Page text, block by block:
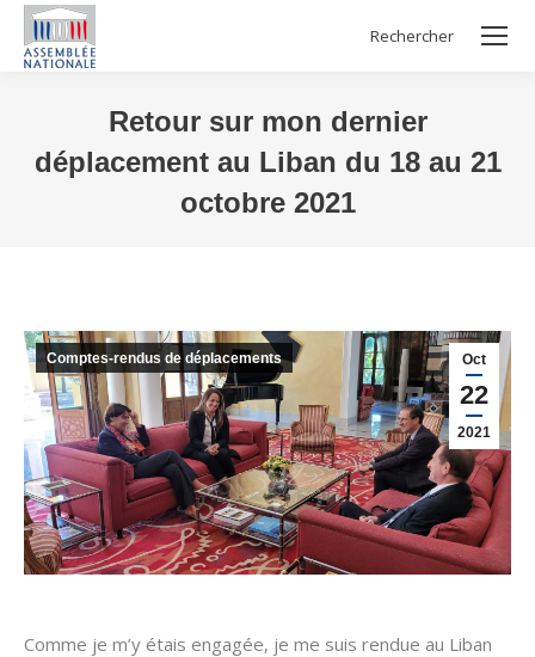
Search:
Rechercher
Retour sur mon dernier
déplacement au Liban du 18 au 21
octobre 2021
Oct
22
2021
Comptes-rendus de déplacements
Comme je m’y étais engagée, je me suis rendue au Liban